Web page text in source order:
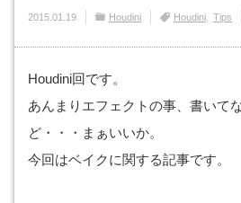
2015.01.19 Houdini Houdini Tips
Houdini回です。
あんまりエフェクトの事、書いて
ど・・・まぁいいか。
今回はベイクに関する記事です。